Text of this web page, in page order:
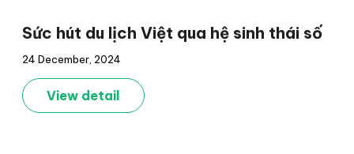
Sức hút du lịch Việt qua hệ sinh thái số
24 December, 2024
View detail